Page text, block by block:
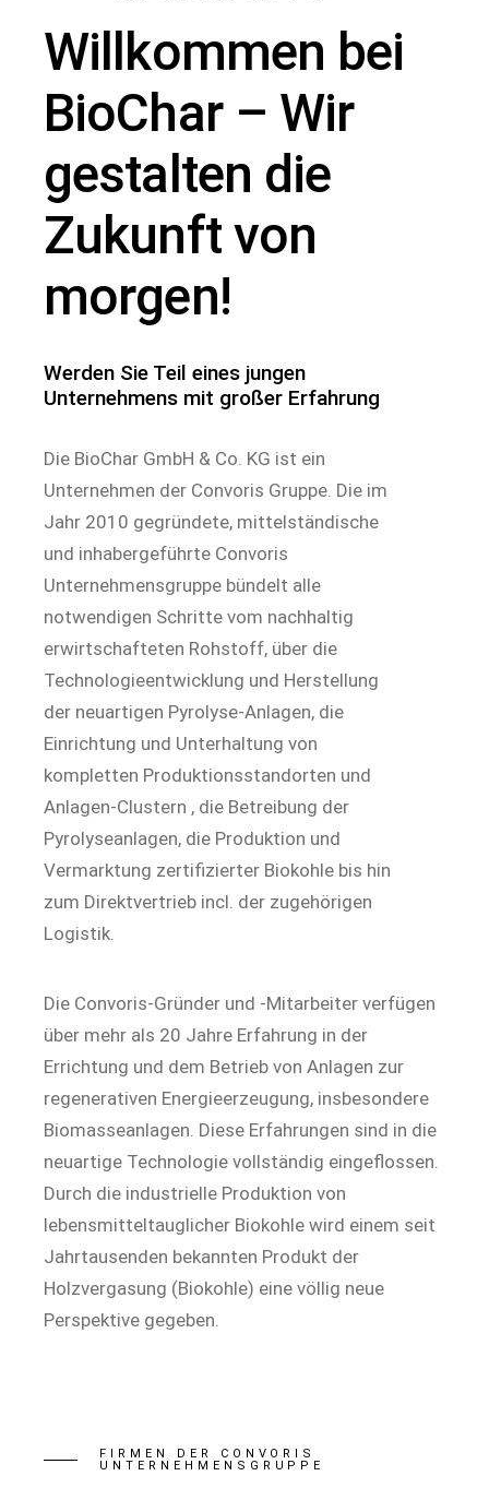
Willkommen bei
BioChar – Wir
gestalten die
Zukunft von
morgen!
Werden Sie Teil eines jungen
Unternehmens mit großer Erfahrung
Die BioChar GmbH & Co. KG ist ein
Unternehmen der Convoris Gruppe. Die im
Jahr 2010 gegründete, mittelständische
und inhabergeführte Convoris
Unternehmensgruppe bündelt alle
notwendigen Schritte vom nachhaltig
erwirtschafteten Rohstoff, über die
Technologieentwicklung und Herstellung
der neuartigen Pyrolyse-Anlagen, die
Einrichtung und Unterhaltung von
kompletten Produktionsstandorten und
Anlagen-Clustern , die Betreibung der
Pyrolyseanlagen, die Produktion und
Vermarktung zertifizierter Biokohle bis hin
zum Direktvertrieb incl. der zugehörigen
Logistik.
Die Convoris-Gründer und -Mitarbeiter verfügen
über mehr als 20 Jahre Erfahrung in der
Errichtung und dem Betrieb von Anlagen zur
regenerativen Energieerzeugung, insbesondere
Biomasseanlagen. Diese Erfahrungen sind in die
neuartige Technologie vollständig eingeflossen.
Durch die industrielle Produktion von
lebensmitteltauglicher Biokohle wird einem seit
Jahrtausenden bekannten Produkt der
Holzvergasung (Biokohle) eine völlig neue
Perspektive gegeben.
FIRMEN DER CONVORIS
UNTERNEHMENSGRUPPE